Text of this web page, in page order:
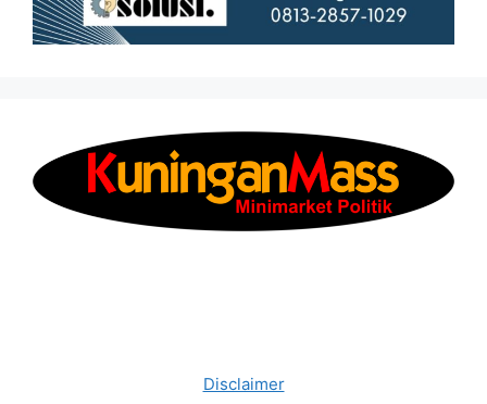
Disclaimer